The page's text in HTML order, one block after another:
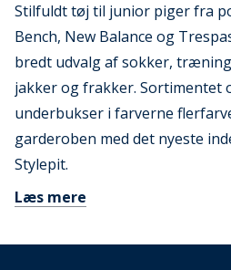
Stilfuldt tøj til junior piger fra
Bench, New Balance og
bredt udvalg af sokker,
jakker og frakker. Sortimentet
underbukser i farverne
garderoben med det nyeste
Stylepit.
Læs mere